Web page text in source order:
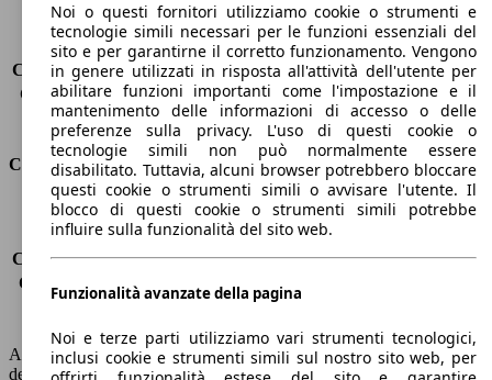
Sedili
5
Carico sul tetto
-
Capacità di traino (senza freni) -
Capacità di traino (con freni)
1300 kg
Volume del bagagliaio
380 - 1200 l
Consumi
Emissioni di CO2*
121 g/km (komb.)
Consumo (urbano)
7.0 l/100km
Consumo (extra-urbano) 4.3 l/100km
Consumo (combinato)*
5.3 l/100km
Capacità del serbatoio
42 l
AutoScout24 non si assume alcuna responsabilità per la correttezza
dei dati.
Noi o questi fornitori utilizziamo cookie o strumenti e
tecnologie simili necessari per le funzioni essenziali del
sito e per garantirne il corretto funzionamento. Vengono
in genere utilizzati in risposta all'attività dell'utente per
abilitare funzioni importanti come l'impostazione e il
mantenimento delle informazioni di accesso o delle
preferenze sulla privacy. L'uso di questi cookie o
tecnologie simili non può normalmente essere
disabilitato. Tuttavia, alcuni browser potrebbero bloccare
questi cookie o strumenti simili o avvisare l'utente. Il
blocco di questi cookie o strumenti simili potrebbe
influire sulla funzionalità del sito web.
Funzionalità avanzate della pagina
Noi e terze parti utilizziamo vari strumenti tecnologici,
inclusi cookie e strumenti simili sul nostro sito web, per